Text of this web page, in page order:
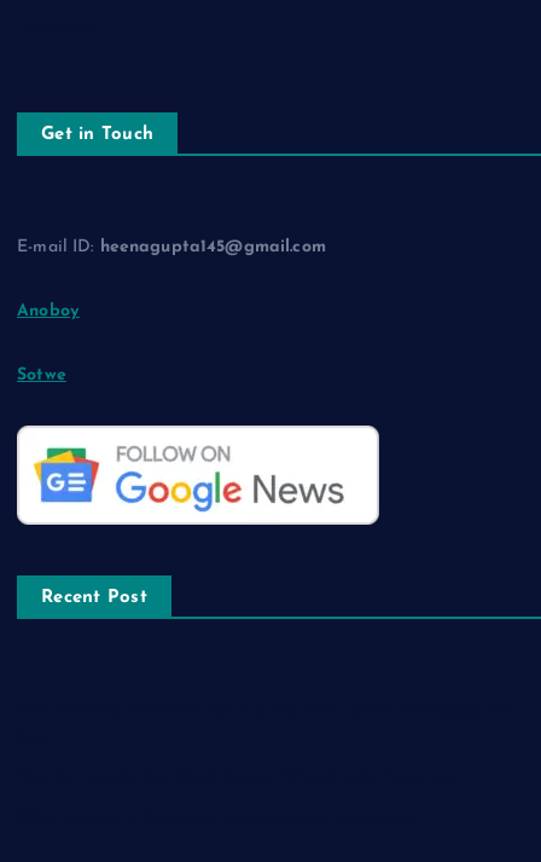
Get in Touch
E-mail ID: heenagupta145@gmail.com
Anoboy
Sotwe
Recent Post